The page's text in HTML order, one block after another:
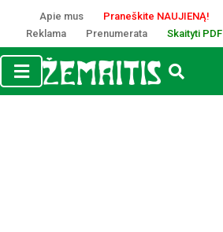
Apie mus
Praneškite NAUJIENĄ!
Reklama
Prenumerata Skaityti PDF